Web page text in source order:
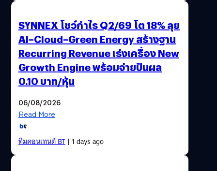
SYNNEX โชว์กำไร Q2/69 โต 18% ลุย
AI–Cloud–Green Energy สร้างฐาน
Recurring Revenue เร่งเครื่อง New
Growth Engine พร้อมจ่ายปันผล
0.10 บาท/หุ้น
06/08/2026
Read More
ทีมคอนเทนต์ BT| 1 days ago